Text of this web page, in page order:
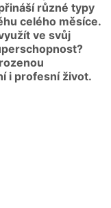
různé typy
celého měsíce.
ve svůj
i profesní život.